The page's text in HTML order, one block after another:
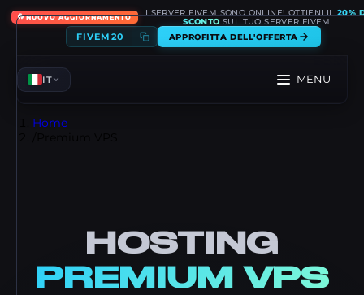
🔥NUOVO AGGIORNAMENTO I SERVER FIVEM SONO ONLINE! OTTIENI IL20%
SCONTO SUL TUO SERVER FIVEM
FIVEM20 APPROFITTA DELL'OFFERTA
IT MENU
Home
HOSTING
PREMIUM VPS